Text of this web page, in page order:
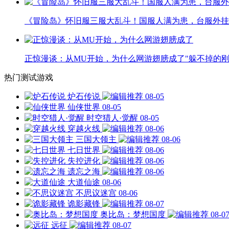
《冒险岛》怀旧服三服大乱斗！国服人满为患，台服外
正惊漫谈：从MU开始，为什么网游翅膀成了"躲不掉的
热门测试游戏
炉石传说
08-05
仙侠世界 08-05
时空猎人·觉醒 08-05
穿越火线
08-06
三国大领主
08-06
七日世界
08-06
失控进化
08-06
遗忘之海
08-06
大道仙途 08-06
不思议迷宫 08-06
诡影藏锋
08-07
奥比岛：梦想国度
08-07
远征
08-07